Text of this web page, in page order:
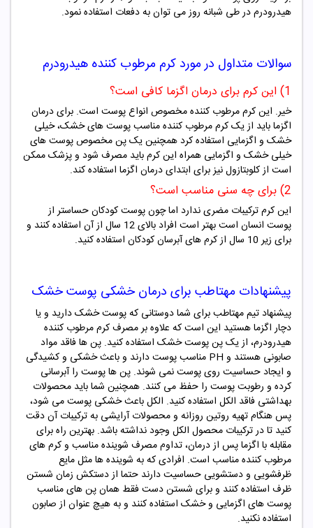
هیدرودرم در طی شبانه روز می توان به دفعات استفاده نمود.
سوالات متداول در مورد کرم مرطوب کننده هیدرودرم
1) این کرم برای درمان اگزما کافی است؟
خیر. این کرم مرطوب کننده مخصوص انواع پوست است. برای درمان
اگزما باید از یک کرم مرطوب کننده مناسب پوست های خشک، خیلی
خشک و اگزمایی استفاده کرد همچنین یک پن مخصوص پوست های
خیلی خشک و اگزمایی همراه این کرم باید مصرف شود و پزشک ممکن
است از کلوبتازول نیز برای ابتدای درمان اگزما استفاده کند.
2) برای چه سنی مناسب است؟
این کرم ترکیبات مضری ندارد اما چون پوست کودکان حساستر از
پوست انسان است بهتر است افراد بالای 12 سال از آن استفاده کنند و
برای زیر 10 سال از کرم های آبرسان کودکان استفاده کنید.
پیشنهادات مهتاطب برای درمان خشکی پوست خشک
پیشنهاد تیم مهتاطب برای شما دوستانی که پوست خشک دارید و یا
دچار اگزما هستید این است که علاوه بر مصرف کرم مرطوب کننده
هیدرودرم، از یک پن پوست خشک استفاده کنید. پن ها فاقد مواد
صابونی هستند و PH مناسب پوست دارند و باعث خشکی و کشیدگی
و ایجاد حساسیت روی پوست نمی شوند. پن ها پوست را آبرسانی
کرده و رطوبت پوست را حفظ می کنند. همچنین شما باید محصولات
بهداشتی فاقد الکل استفاده کنید. الکل باعث خشکی پوست می شود،
پس هنگام تهیه روتین روزانه و محصولات آرایشی به ترکیبات آن دقت
کنید تا در ترکیبات محصول الکل وجود نداشته باشد. بهترین راه برای
مقابله با اگزما پس از درمان، تداوم مصرف شوینده مناسب و کرم های
مرطوب کننده مناسب است. افرادی که به شوینده ها مثل مایع
ظرفشویی و دستشویی حساسیت دارند حتما از دستکش زمان شستن
ظرف استفاده کنند و برای شستن دست فقط همان پن های مناسب
پوست های اگزمایی و خشک استفاده کنند و به هیچ عنوان از صابون
استفاده نکنید.